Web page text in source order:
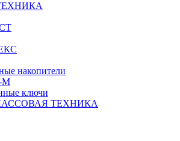
накопители
М
ключи
КАССОВАЯ ТЕХНИКА